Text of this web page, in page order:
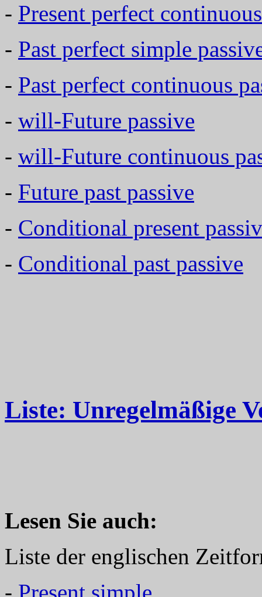
- Present perfect
- Past perfect simple
- Past perfect continuous
- will-Future passive
- will-Future continuous
- Future past passive
- Conditional present
- Conditional past passive
Liste: Unregelmäßige
Lesen Sie auch:
Liste der englischen